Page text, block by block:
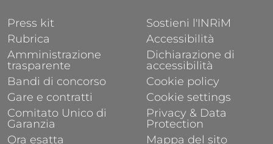
FOOTER 1
Press kit
Rubrica
Amministrazione
trasparente
Bandi di concorso
Gare e contratti
Comitato Unico di
Garanzia
Ora esatta
FOOTER 2
Sostieni l'INRiM
Accessibilità
Dichiarazione di
accessibilità
Cookie policy
Cookie settings
Privacy & Data
Protection
Mappa del sito